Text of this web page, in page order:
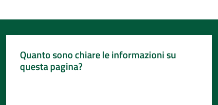
Quanto sono chiare le informazioni su
questa pagina?